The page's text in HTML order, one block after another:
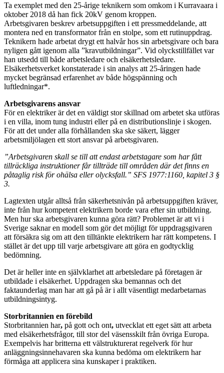
Ta exemplet med den 25-årige teknikern som omkom i Kurravaara i
oktober 2018 då han fick 20kV genom kroppen.
Arbetsgivaren beskrev arbetsuppgiften i ett pressmeddelande, att
montera ned en transformator från en stolpe, som ett rutinuppdrag.
Teknikern hade arbetat drygt ett halvår hos sin arbetsgivare och bara
nyligen gått igenom alla ”kravutbildningar”. Vid olyckstillfället var
han utsedd till både arbetsledare och elsäkerhetsledare.
Elsäkerhetsverket konstaterade i sin analys att 25-åringen hade
mycket begränsad erfarenhet av både högspänning och
luftledningar*.
Arbetsgivarens ansvar
För en elektriker är det en väldigt stor skillnad om arbetet ska utföras
i en villa, inom tung industri eller på en distributionslinje i skogen.
För att det under alla förhållanden ska ske säkert, lägger
arbetsmiljölagen ett stort ansvar på arbetsgivaren.
”Arbetsgivaren skall se till att endast arbetstagare som har fått
tillräckliga instruktioner får tillträde till områden där det finns en
påtaglig risk för ohälsa eller olycksfall.” SFS 1977:1160, kapitel 3 §
3.
Lagtexten utgår alltså från säkerhetsnivån på arbetsuppgiften kräver,
inte från hur kompetent elektrikern borde vara efter sin utbildning.
Men hur ska arbetsgivaren kunna göra rätt? Problemet är att vi i
Sverige saknar en modell som gör det möjligt för uppdragsgivaren
att försäkra sig om att den tilltänkte elektrikern har rätt kompetens. I
stället är det upp till varje arbetsgivare att göra en godtycklig
bedömning.
Det är heller inte en självklarhet att arbetsledare på företagen är
utbildade i elsäkerhet. Uppdragen ska bemannas och det
faktaunderlag man har att gå på är i allt väsentligt medarbetarnas
utbildningsintyg.
Storbritannien en förebild
Storbritannien har, på gott och ont, utvecklat ett eget sätt att arbeta
med elsäkerhetsfrågor, till stor del väsensskilt från övriga Europa.
Exempelvis har britterna ett välstrukturerat regelverk för hur
anläggningsinnehavaren ska kunna bedöma om elektrikern har
förmåga att applicera sina kunskaper i praktiken.